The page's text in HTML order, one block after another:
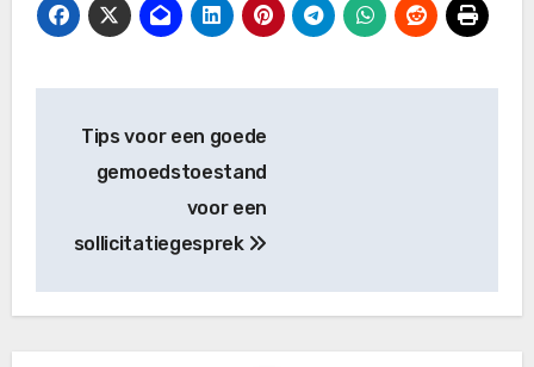
navigatie
Tips voor een goede
gemoedstoestand
voor een
sollicitatiegesprek